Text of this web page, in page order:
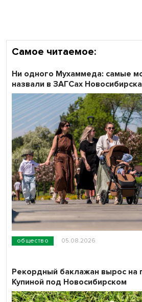
Самое читаемое:
общество 05.08.2026
Ни одного Мухаммеда: самые
назвали в ЗАГСах Новосибирска
Рекордный баклажан вырос на
Купиной под Новосибирском